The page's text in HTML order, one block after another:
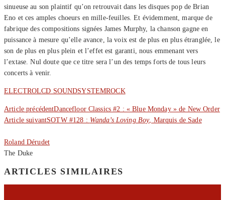
sinueuse au son plaintif qu’on retrouvait dans les disques pop de Brian
Eno et ces amples choeurs en mille-feuilles. Et évidemment, marque de
fabrique des compositions signées James Murphy, la chanson gagne en
puissance à mesure qu’elle avance, la voix est de plus en plus étranglée, le
son de plus en plus plein et l’effet est garanti, nous emmenant vers
l’extase. Nul doute que ce titre sera l’un des temps forts de tous leurs
concerts à venir.
ELECTROLCD SOUNDSYSTEMROCK
Article précédentDancefloor Classics #2 : « Blue Monday » de New Order
Article suivantSOTW #128 : Wanda’s Loving Boy, Marquis de Sade
Roland Dérudet
The Duke
ARTICLES SIMILAIRES